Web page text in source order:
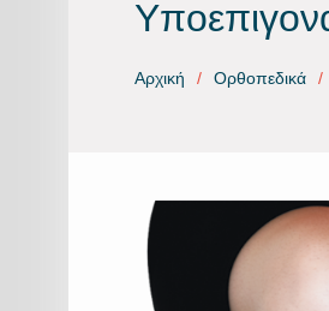
Αρχική Ορθοπεδικά